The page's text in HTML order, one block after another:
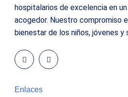
hospitalarios de excelencia en
acogedor. Nuestro compromiso
bienestar de los niños, jóvenes y
Enlaces